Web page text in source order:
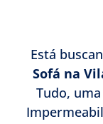
Está
Sofá na
Tudo,